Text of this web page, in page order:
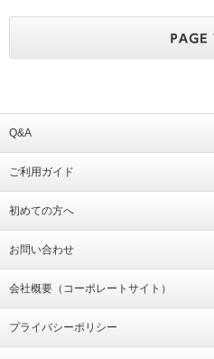
Q&A
ご利用ガイド
初めての方へ
お問い合わせ
会社概要（コーポレートサイト）
プライバシーポリシー